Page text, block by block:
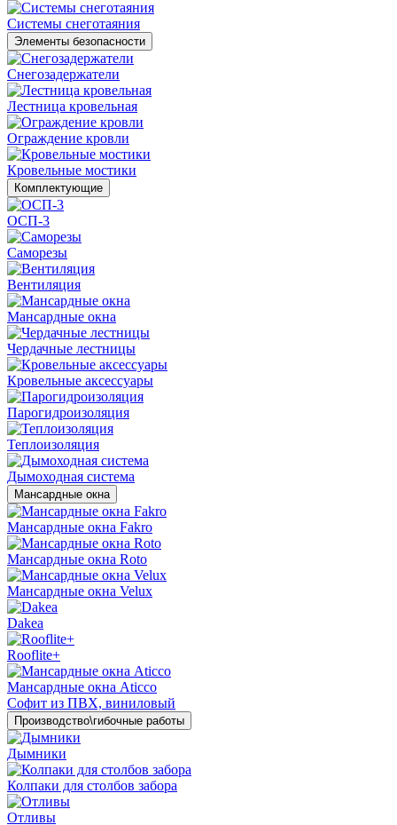
Системы снеготаяния
Элементы безопасности
Снегозадержатели
Лестница кровельная
Ограждение кровли
Кровельные мостики
Комплектующие
ОСП-3
Саморезы
Вентиляция
Мансардные окна
Чердачные лестницы
Кровельные аксессуары
Парогидроизоляция
Теплоизоляция
Дымоходная система
Мансардные окна
Мансардные окна Fakro
Мансардные окна Roto
Мансардные окна Velux
Dakea
Rooflite+
Мансардные окна Aticco
Софит из ПВХ, виниловый
Производство\гибочные работы
Дымники
Колпаки для столбов забора
Отливы